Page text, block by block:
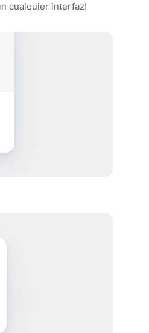
cualquier interfaz!